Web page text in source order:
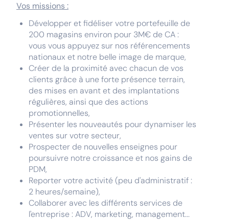
Vos missions :
Développer et fidéliser votre portefeuille de
200 magasins environ pour 3M€ de CA :
vous vous appuyez sur nos référencements
nationaux et notre belle image de marque,
Créer de la proximité avec chacun de vos
clients grâce à une forte présence terrain,
des mises en avant et des implantations
régulières, ainsi que des actions
promotionnelles,
Présenter les nouveautés pour dynamiser les
ventes sur votre secteur,
Prospecter de nouvelles enseignes pour
poursuivre notre croissance et nos gains de
PDM,
Reporter votre activité (peu d'administratif :
2 heures/semaine),
Collaborer avec les différents services de
l'entreprise : ADV, marketing, management...